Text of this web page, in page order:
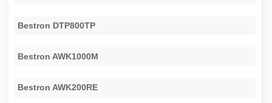
Bestron DTP800TP
Bestron AWK1000M
Bestron AWK200RE